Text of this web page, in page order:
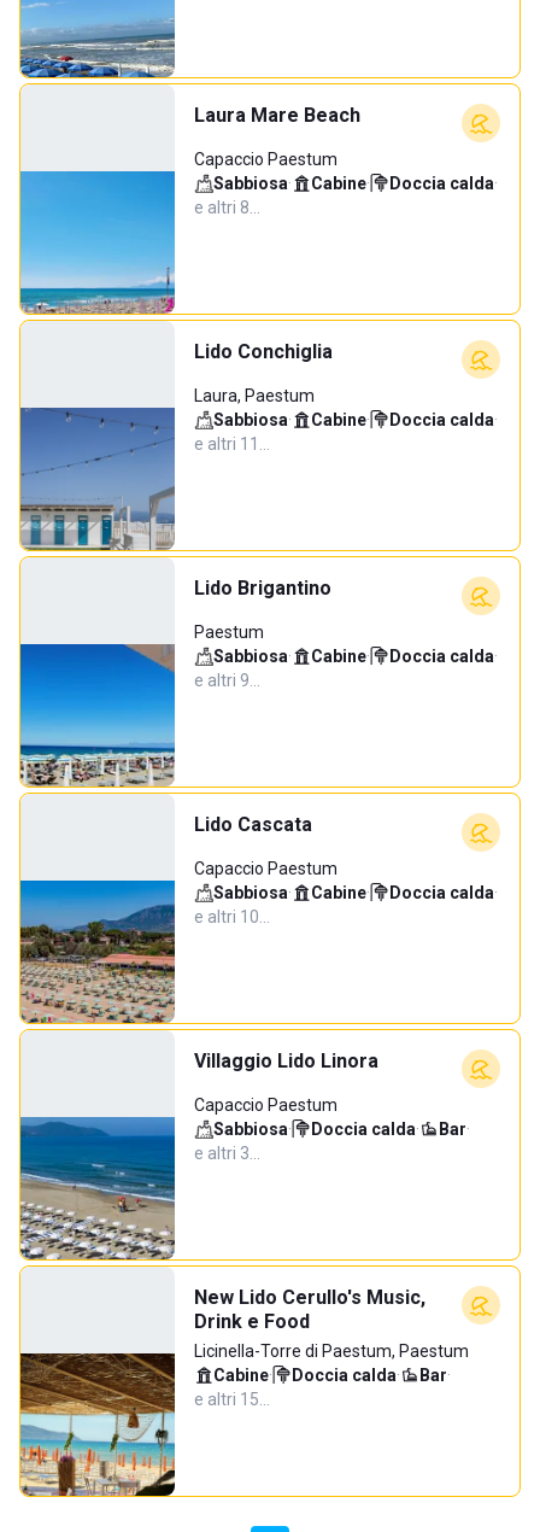
Laura Mare Beach
Capaccio Paestum
Sabbiosa· Cabine· Doccia calda·
e altri 8…
Lido Conchiglia
Laura, Paestum
Sabbiosa· Cabine· Doccia calda·
e altri 11…
Lido Brigantino
Paestum
Sabbiosa· Cabine· Doccia calda·
e altri 9…
Lido Cascata
Capaccio Paestum
Sabbiosa· Cabine· Doccia calda·
e altri 10…
Villaggio Lido Linora
Capaccio Paestum
Sabbiosa· Doccia calda· Bar·
e altri 3…
New Lido Cerullo's Music,
Drink e Food
Licinella-Torre di Paestum, Paestum
Cabine· Doccia calda· Bar·
e altri 15…